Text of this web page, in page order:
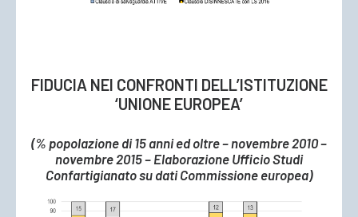
FIDUCIA NEI CONFRONTI DELL’ISTITUZIONE
‘UNIONE EUROPEA’
(% popolazione di 15 anni ed oltre – novembre 2010 –
novembre 2015 – Elaborazione Ufficio Studi
Confartigianato su dati Commissione europea)